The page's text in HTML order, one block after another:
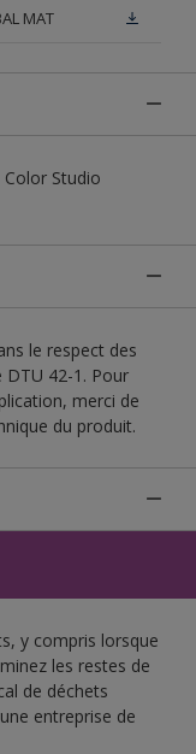
MAT
Studio
le respect des
42-1. Pour
merci de
du produit.
y compris lorsque
les restes de
de déchets
entreprise de